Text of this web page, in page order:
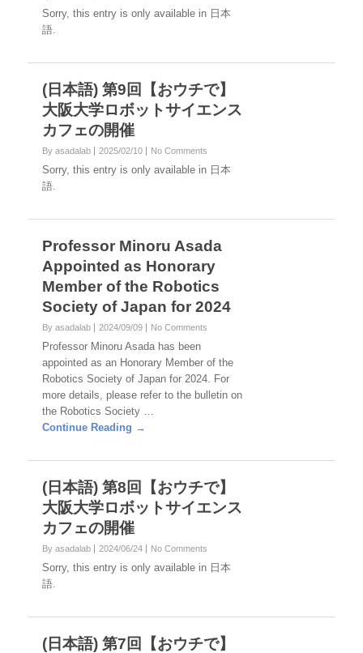
Sorry, this entry is only available in 日本
語.
(日本語) 第9回【おウチで】
大阪大学ロボットサイエンス
カフェの開催
By asadalab 2025/02/10 No Comments
Sorry, this entry is only available in 日本
語.
Professor Minoru Asada
Appointed as Honorary
Member of the Robotics
Society of Japan for 2024
By asadalab 2024/09/09 No Comments
Professor Minoru Asada has been
appointed as an Honorary Member of the
Robotics Society of Japan for 2024. For
more details, please refer to the bulletin on
the Robotics Society …
Continue Reading →
(日本語) 第8回【おウチで】
大阪大学ロボットサイエンス
カフェの開催
By asadalab 2024/06/24 No Comments
Sorry, this entry is only available in 日本
語.
(日本語) 第7回【おウチで】